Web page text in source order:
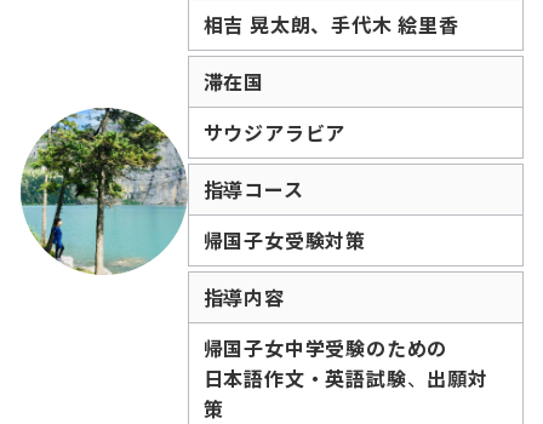
相吉 晃太朗、手代木 絵里香
滞在国
サウジアラビア
指導コース
帰国子女受験対策
指導内容
帰国子女中学受験のための
日本語作文・英語試験、 出願対
策